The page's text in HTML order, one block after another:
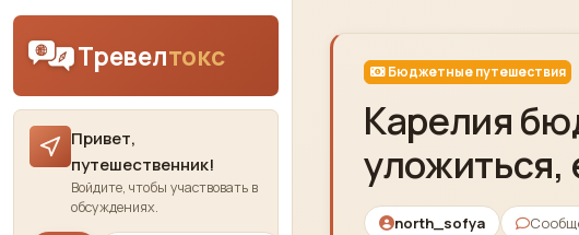
Skip to content
Тревелтокс
Привет,
путешественник!
Войдите, чтобы участвовать в
обсуждениях.
Бюджетные путешествия
Карелия
уложиться,
north_sofya